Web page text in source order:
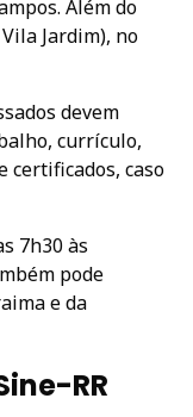
Além do
Jardim), no
devem
currículo,
certificados, caso
7h30 às
pode
e da
RR